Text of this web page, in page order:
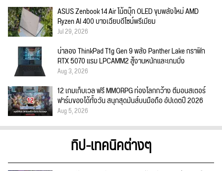
ASUS Zenbook 14 Air โน้ตบุ๊ก OLED ขุมพลังใหม่ AMD
Ryzen AI 400 บางเฉียบดีไซน์พรีเมียม
Jul 29, 2026
น่าลอง ThinkPad T1g Gen 9 พลัง Panther Lake กราฟิก
RTX 5070 แรม LPCAMM2 สู้งานหนักและเกมมิ่ง
Aug 3, 2026
12 เกมเก็บเวล ฟรี MMORPG ท่องโลกกว้าง ตีมอนสเตอร์
ฟาร์มของได้ทั้งวัน สนุกสุดมันส์บนมือถือ อัปเดตปี 2026
Aug 5, 2026
ทิป-เทคนิคต่างๆ